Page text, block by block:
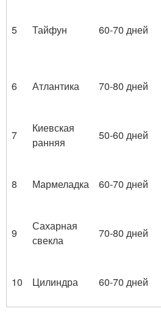
5 Тайфун 60-70 дней
6 Атлантика 70-80 дней
7
Киевская
ранняя
50-60 дней
8 Мармеладка 60-70 дней
9
Сахарная
свекла
70-80 дней
10 Цилиндра 60-70 дней